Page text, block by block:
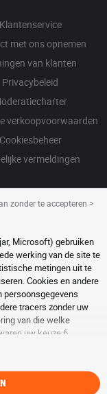
Klantenservice
met ons opnemen
van klanten
Privacybeleid
verkoopvoorwaarden
Cookiesbeheer
vermeldingen
zonder te accepteren >
Microsoft) gebruiken
werking van de site te
metingen uit te
Cookies en andere
persoonsgegevens
tracers zonder uw
van die welke
uw keuze 6
of andere tracers te
niet GRIP500.